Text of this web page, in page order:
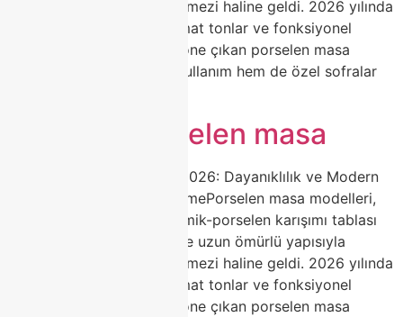
yemek odalarının vazgeçilmezi haline geldi. 2026 yılında
doğal mermer desenleri, mat tonlar ve fonksiyonel
açılabilir mekanizmalarla öne çıkan porselen masa
seçenekleri, hem günlük kullanım hem de özel sofralar
Modoko porselen masa
Porselen Masa Modelleri 2026: Dayanıklılık ve Modern
Estetiğin Zirvesi | ClasshomePorselen masa modelleri,
yüksek ısıda pişirilen seramik-porselen karışımı tablası
ile çizilmez, leke tutmaz ve uzun ömürlü yapısıyla
yemek odalarının vazgeçilmezi haline geldi. 2026 yılında
doğal mermer desenleri, mat tonlar ve fonksiyonel
açılabilir mekanizmalarla öne çıkan porselen masa